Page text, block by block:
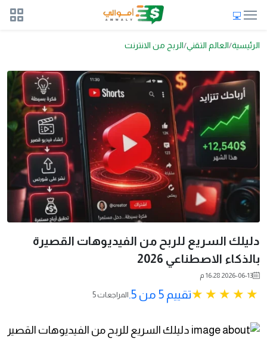
الرئيسية العالم التقني الربح من الانترنت
دليلك السريع للربح من الفيديوهات القصيرة
بالذكاء الاصطناعي 2026
2026-06-13 16:28 م
تقييم 5 من 5. 5 المراجعات